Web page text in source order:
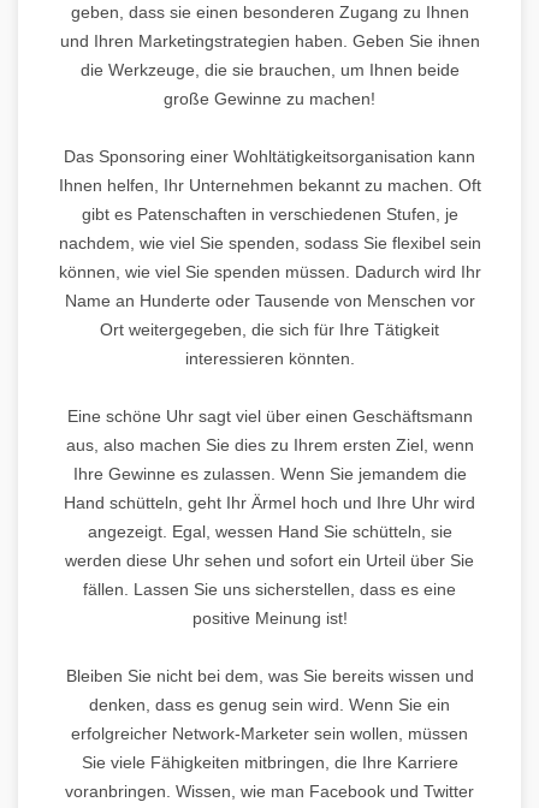
geben, dass sie einen besonderen Zugang zu Ihnen
und Ihren Marketingstrategien haben. Geben Sie ihnen
die Werkzeuge, die sie brauchen, um Ihnen beide
große Gewinne zu machen!
Das Sponsoring einer Wohltätigkeitsorganisation kann
Ihnen helfen, Ihr Unternehmen bekannt zu machen. Oft
gibt es Patenschaften in verschiedenen Stufen, je
nachdem, wie viel Sie spenden, sodass Sie flexibel sein
können, wie viel Sie spenden müssen. Dadurch wird Ihr
Name an Hunderte oder Tausende von Menschen vor
Ort weitergegeben, die sich für Ihre Tätigkeit
interessieren könnten.
Eine schöne Uhr sagt viel über einen Geschäftsmann
aus, also machen Sie dies zu Ihrem ersten Ziel, wenn
Ihre Gewinne es zulassen. Wenn Sie jemandem die
Hand schütteln, geht Ihr Ärmel hoch und Ihre Uhr wird
angezeigt. Egal, wessen Hand Sie schütteln, sie
werden diese Uhr sehen und sofort ein Urteil über Sie
fällen. Lassen Sie uns sicherstellen, dass es eine
positive Meinung ist!
Bleiben Sie nicht bei dem, was Sie bereits wissen und
denken, dass es genug sein wird. Wenn Sie ein
erfolgreicher Network-Marketer sein wollen, müssen
Sie viele Fähigkeiten mitbringen, die Ihre Karriere
voranbringen. Wissen, wie man Facebook und Twitter